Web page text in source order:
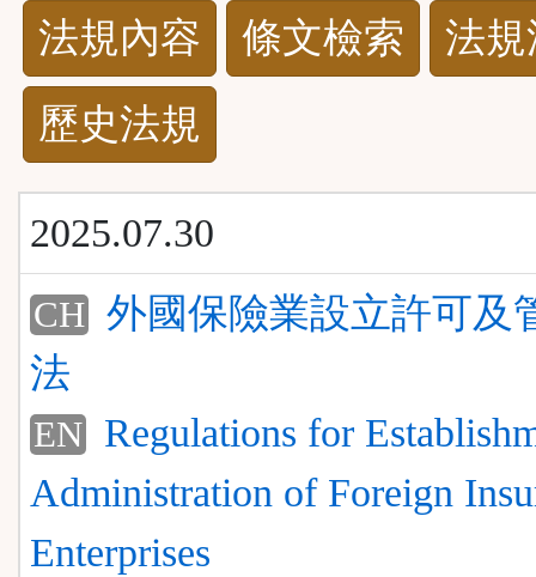
法
規
功
能
按
鈕
區
法規內容 條文檢索
法
歷史法規
2025.07.30
CH 外國保險業設立許可及
法
EN Regulations for
Administration of Foreign
Enterprises